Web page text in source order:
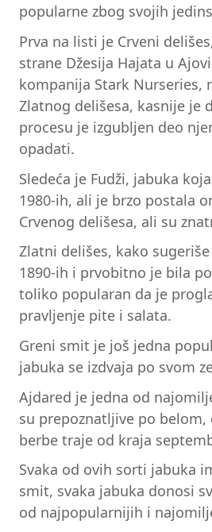
popularne zbog svojih
Prva na listi je Crveni
strane Džesija Hajata u
kompanija Stark Nurseries,
Zlatnog delišesa, kasnije je
procesu je izgubljen deo
opadati.
Sledeća je Fudži, jabuka
1980-ih, ali je brzo postala
Crvenog delišesa, ali su
Zlatni delišes, kako
1890-ih i prvobitno je bila
toliko popularan da je
pravljenje pite i salata.
Greni smit je još jedna
jabuka se izdvaja po svom
Ajdared je jedna od
su prepoznatljive po
berbe traje od kraja
Svaka od ovih sorti jabuka
smit, svaka jabuka donosi
od najpopularnijih i